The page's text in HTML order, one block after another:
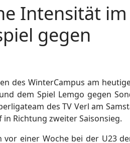
Intensität im
gegen
des WinterCampus am
dem Spiel Lemgo gegen
des TV Verl am
Richtung zweiter Saisonsieg.
einer Woche bei der U23